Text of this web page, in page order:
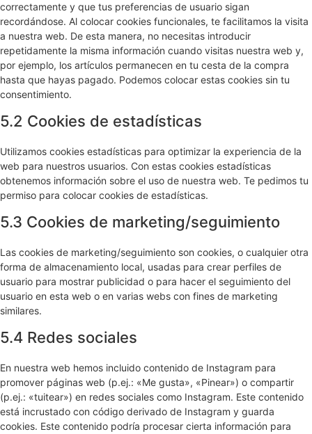
correctamente y que tus preferencias de usuario sigan
recordándose. Al colocar cookies funcionales, te facilitamos la visita
a nuestra web. De esta manera, no necesitas introducir
repetidamente la misma información cuando visitas nuestra web y,
por ejemplo, los artículos permanecen en tu cesta de la compra
hasta que hayas pagado. Podemos colocar estas cookies sin tu
consentimiento.
5.2 Cookies de estadísticas
Utilizamos cookies estadísticas para optimizar la experiencia de la
web para nuestros usuarios. Con estas cookies estadísticas
obtenemos información sobre el uso de nuestra web. Te pedimos tu
permiso para colocar cookies de estadísticas.
5.3 Cookies de marketing/seguimiento
Las cookies de marketing/seguimiento son cookies, o cualquier otra
forma de almacenamiento local, usadas para crear perfiles de
usuario para mostrar publicidad o para hacer el seguimiento del
usuario en esta web o en varias webs con fines de marketing
similares.
5.4 Redes sociales
En nuestra web hemos incluido contenido de Instagram para
promover páginas web (p.ej.: «Me gusta», «Pinear») o compartir
(p.ej.: «tuitear») en redes sociales como Instagram. Este contenido
está incrustado con código derivado de Instagram y guarda
cookies. Este contenido podría procesar cierta información para